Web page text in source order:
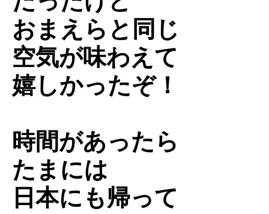
おまえらと同じ
空気が味わえて
嬉しかったぞ！
時間があったら
たまには
日本にも帰って